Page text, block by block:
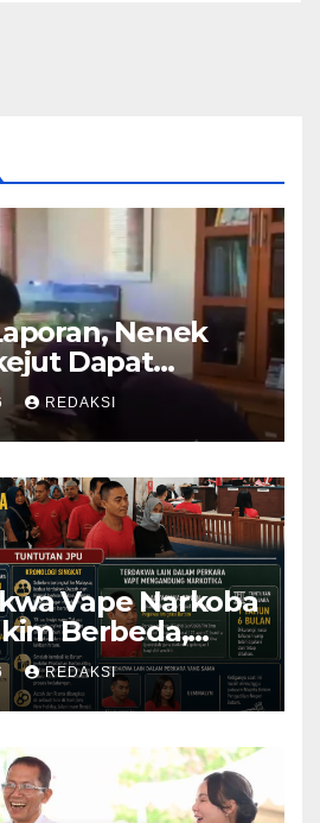
Nenek
Dapat
Kabid Propam
Eddwi
REDAKSI
Vape Narkoba
Berbeda,
Imigrasi
Ringan
REDAKSI